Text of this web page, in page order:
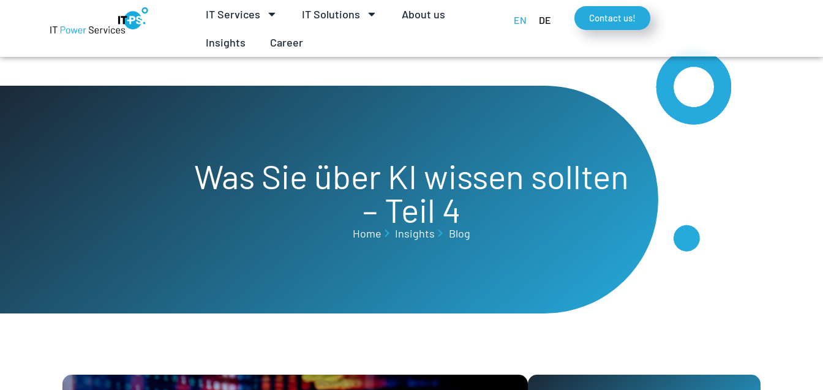
IT Services IT Solutions About us
Insights Career
EN DE Contact us!
Was Sie über KI wissen sollten
– Teil 4
Home Insights Blog